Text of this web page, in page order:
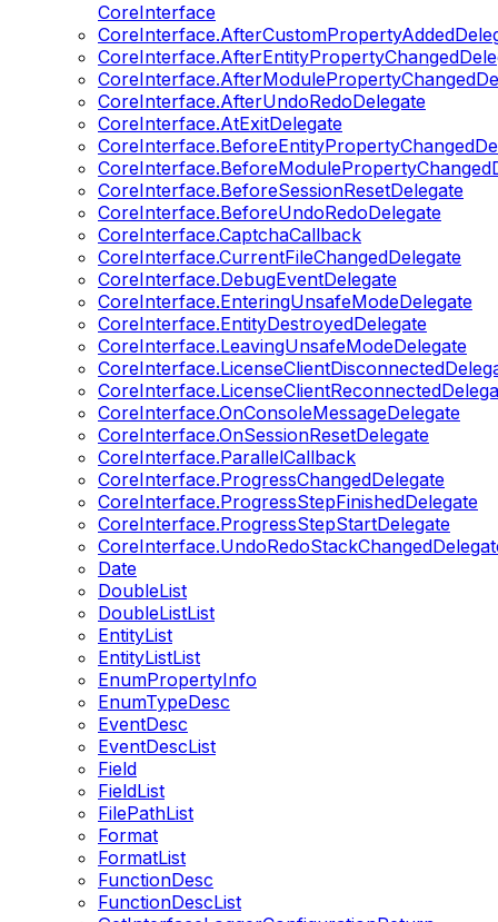
CoreInterface
CoreInterface.AfterUndoRedoDelegate
CoreInterface.AtExitDelegate
CoreInterface.BeforeSessionResetDelegate
CoreInterface.BeforeUndoRedoDelegate
CoreInterface.CaptchaCallback
CoreInterface.CurrentFileChangedDelegate
CoreInterface.DebugEventDelegate
CoreInterface.EnteringUnsafeModeDelegate
CoreInterface.EntityDestroyedDelegate
CoreInterface.LeavingUnsafeModeDelegate
CoreInterface.OnConsoleMessageDelegate
CoreInterface.OnSessionResetDelegate
CoreInterface.ParallelCallback
CoreInterface.ProgressChangedDelegate
CoreInterface.ProgressStepFinishedDelegate
CoreInterface.ProgressStepStartDelegate
Date
DoubleList
DoubleListList
EntityList
EntityListList
EnumPropertyInfo
EnumTypeDesc
EventDesc
EventDescList
Field
FieldList
FilePathList
Format
FormatList
FunctionDesc
FunctionDescList